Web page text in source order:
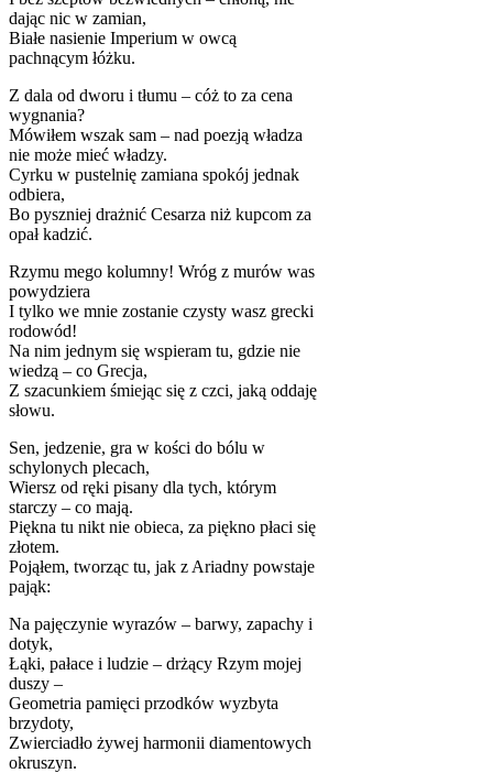
dając nic w zamian,
Białe nasienie Imperium w owcą
pachnącym łóżku.
Z dala od dworu i tłumu – cóż to za cena
wygnania?
Mówiłem wszak sam – nad poezją władza
nie może mieć władzy.
Cyrku w pustelnię zamiana spokój jednak
odbiera,
Bo pyszniej drażnić Cesarza niż kupcom za
opał kadzić.
Rzymu mego kolumny! Wróg z murów was
powydziera
I tylko we mnie zostanie czysty wasz grecki
rodowód!
Na nim jednym się wspieram tu, gdzie nie
wiedzą – co Grecja,
Z szacunkiem śmiejąc się z czci, jaką oddaję
słowu.
Sen, jedzenie, gra w kości do bólu w
schylonych plecach,
Wiersz od ręki pisany dla tych, którym
starczy – co mają.
Piękna tu nikt nie obieca, za piękno płaci się
złotem.
Pojąłem, tworząc tu, jak z Ariadny powstaje
pająk:
Na pajęczynie wyrazów – barwy, zapachy i
dotyk,
Łąki, pałace i ludzie – drżący Rzym mojej
duszy –
Geometria pamięci przodków wyzbyta
brzydoty,
Zwierciadło żywej harmonii diamentowych
okruszyn.